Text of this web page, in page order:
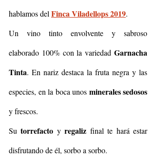
hablamos del Finca Viladellops 2019.
Un vino tinto envolvente y sabroso
elaborado 100% con la variedad Garnacha
Tinta. En nariz destaca la fruta negra y las
especies, en la boca unos
y frescos.
Su torrefacto y regaliz final te hará estar
disfrutando de él, sorbo a sorbo.